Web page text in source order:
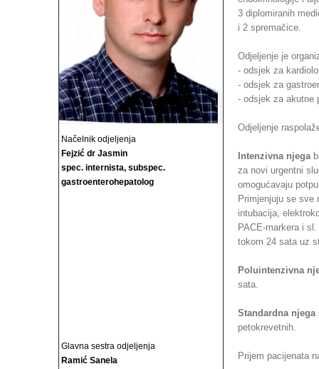
Načelnik odjeljenja
Fejzić dr Jasmin
spec. internista, subspec.
gastroenterohepatolog
Glavna sestra odjeljenja
Ramić Sanela
3 diplomiranih
i 2 spremačice.
Odjeljenje je
- odsjek za
- odsjek za
- odsjek za akutne
Odjeljenje
Intenzivna njega
za novi urgentni
omogućavaju
Primjenjuju se sve
intubacija,
PACE-markera i
tokom 24 sata uz
Poluintenzivna
sata.
Standardna njega
petokrevetnih.
Prijem pacijenata